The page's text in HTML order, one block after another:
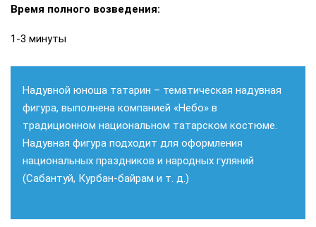
Время полного возведения:
1-3 минуты
Надувной юноша татарин – тематическая надувная
фигура, выполнена компанией «Небо» в
традиционном национальном татарском костюме.
Надувная фигура подходит для оформления
национальных праздников и народных гуляний
(Сабантуй, Курбан-байрам и т. д.)